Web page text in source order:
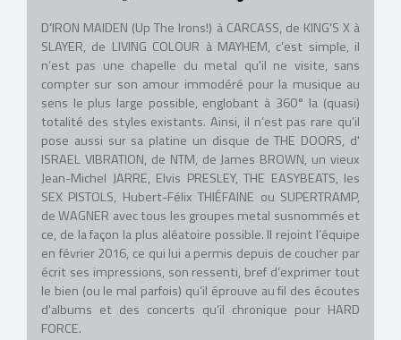
D’IRON MAIDEN (Up The Irons!) à CARCASS, de KING’S X à
SLAYER, de LIVING COLOUR à MAYHEM, c’est simple, il
n’est pas une chapelle du metal qu'il ne visite, sans
compter sur son amour immodéré pour la musique au
sens le plus large possible, englobant à 360° la (quasi)
totalité des styles existants. Ainsi, il n’est pas rare qu’il
pose aussi sur sa platine un disque de THE DOORS, d'
ISRAEL VIBRATION, de NTM, de James BROWN, un vieux
Jean-Michel JARRE, Elvis PRESLEY, THE EASYBEATS, les
SEX PISTOLS, Hubert-Félix THIÉFAINE ou SUPERTRAMP,
de WAGNER avec tous les groupes metal susnommés et
ce, de la façon la plus aléatoire possible. Il rejoint l’équipe
en février 2016, ce qui lui a permis depuis de coucher par
écrit ses impressions, son ressenti, bref d’exprimer tout
le bien (ou le mal parfois) qu’il éprouve au fil des écoutes
d'albums et des concerts qu’il chronique pour HARD
FORCE.